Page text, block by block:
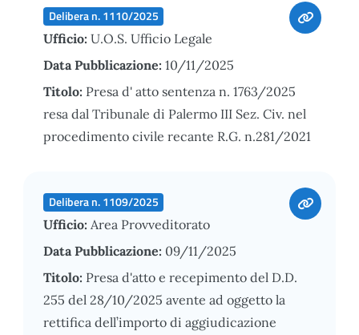
Delibera n. 1110/2025
Ufficio: U.O.S. Ufficio Legale
Data Pubblicazione: 10/11/2025
Titolo: Presa d' atto sentenza n. 1763/2025
resa dal Tribunale di Palermo III Sez. Civ. nel
procedimento civile recante R.G. n.281/2021
Delibera n. 1109/2025
Ufficio: Area Provveditorato
Data Pubblicazione: 09/11/2025
Titolo: Presa d'atto e recepimento del D.D.
255 del 28/10/2025 avente ad oggetto la
rettifica dell’importo di aggiudicazione